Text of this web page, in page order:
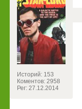
Историй: 153
Коментов: 2958
Рег: 27.12.2014